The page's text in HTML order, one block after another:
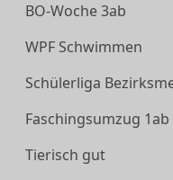
BO-Woche 3ab
WPF Schwimmen
Schülerliga
Faschingsumzug 1ab
Tierisch gut